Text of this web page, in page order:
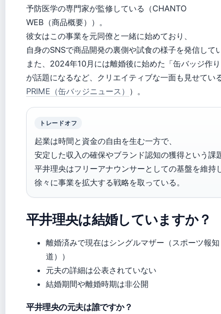
予防医学の専門家が監修している（CHANTO
WEB（商品概要））。
彼女はこの事業を元同僚と一緒に始めており、
自身のSNSで商品開発の裏側や試食の様子を発信して
また、2024年10月には離婚後に始めた「缶バッジ作
が話題になるなど、クリエイティブな一面も見せてい
PRIME（缶バッジニュース） ）。
トレードオフ
起業は時間と資金の自由を生む一方で、
安定した収入の確保やブランド認知の獲得という課
平井理央はフリーアナウンサーとしての基盤を維持
徐々に事業を拡大する戦略を取っている。
平井理央は結婚していますか？
離婚済みで現在はシングルマザー（スポーツ報
道））
元夫の詳細は公表されていない
結婚期間や離婚時期は非公開
平井理央の元夫は誰ですか？